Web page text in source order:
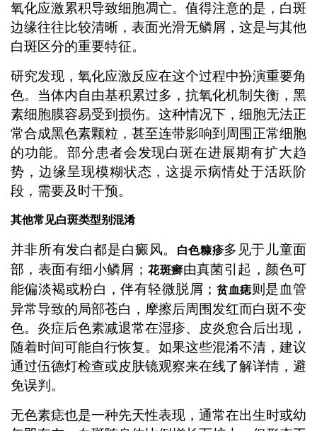
氧化应激累积导致细胞凋亡。值得注意的是，白斑
边缘往往比较清晰，表面光滑无鳞屑，这是与其他
白斑区分的重要特征。
研究发现，氧化应激反应在这个过程中扮演重要角
色。当体内自由基积累过多，抗氧化机制失衡，黑
素细胞膜容易受到损伤。这种情况下，细胞无法正
常合成黑色素颗粒，甚至连带影响到周围正常细胞
的功能。部分患者会发现白斑在进展期有扩大趋
势，边缘呈现模糊状态，这提示病情处于活跃阶
段，需要及时干预。
其他常见白斑类型别混淆
并非所有发白都是白癜风。 白色糠疹多见于儿童面
部，表面有细小鳞屑； 花斑癣由真菌引起，颜色可
能偏淡褐或粉白，伴有轻微脱屑；贫血痣则是血管
异常导致的局部苍白，摩擦后周围发红而白斑不变
色。炎症后色素减退常在湿疹、皮炎愈合后出现，
随着时间可能自行恢复。如果这些混淆不清，建议
通过伍德灯检查或皮肤镜观察来在线了解详情，避
免误判。
无色素痣也是一种先天性表现，通常在出生时或幼